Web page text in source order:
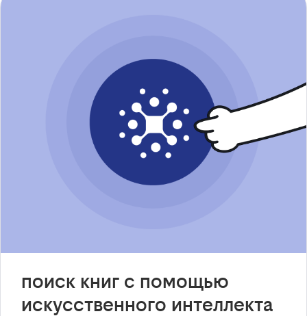
поиск книг с помощью
искусственного интеллекта